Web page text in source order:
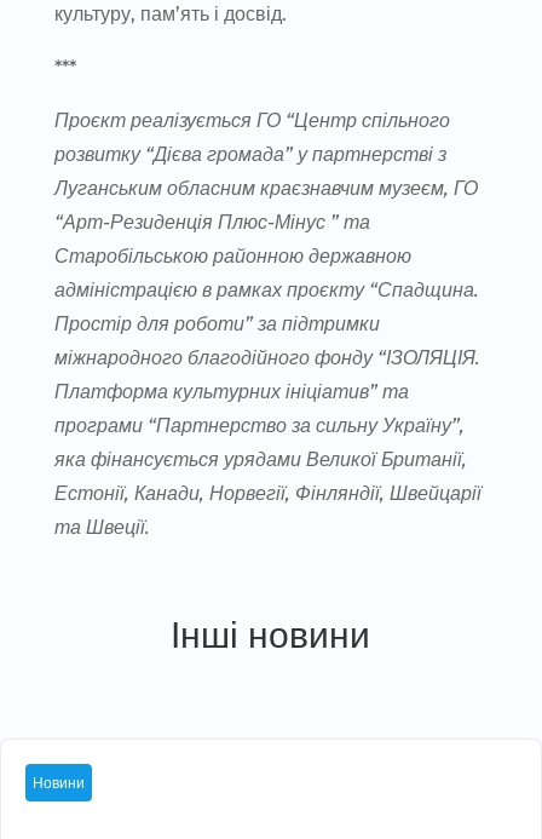
культуру, пам’ять і досвід.
***
Проєкт реалізується ГО “Центр спільного
розвитку “Дієва громада” у партнерстві з
Луганським обласним краєзнавчим музеєм, ГО
“Арт-Резиденція Плюс-Мінус ” та
Старобільською районною державною
адміністрацією в рамках проєкту “Спадщина.
Простір для роботи” за підтримки
міжнародного благодійного фонду “ІЗОЛЯЦІЯ.
Платформа культурних ініціатив” та
програми “Партнерство за сильну Україну”,
яка фінансується урядами Великої Британії,
Естонії, Канади, Норвегії, Фінляндії, Швейцарії
та Швеції.
Інші новини
Новини